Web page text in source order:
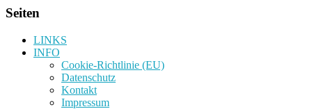
Seiten
LINKS
INFO
Cookie-Richtlinie (EU)
Datenschutz
Kontakt
Impressum